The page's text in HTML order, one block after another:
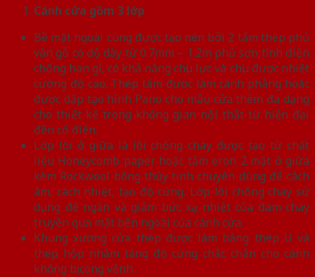
Cánh cửa gồm 3 lớp
Bề mặt ngoài cùng được tạo nên bởi 2 tấm thép phủ
vân gỗ có độ dày từ 0.7mm – 1.2m phủ sơn tĩnh điện
chống han gỉ, có khả năng chịu lực và chịu được nhiệt
cường độ cao. Thép tấm được làm cánh phẳng hoặc
được dập tạo hình Pano cho mẫu cửa thêm đa dạng
cho thiết kế trong không gian nội thất từ hiện đại
đến cổ điển.
Lớp lõi ở giữa là lõi chống cháy được tạo từ chất
liệu Honeycomb paper hoặc tấm eron 2 mặt ở giữa
kèm Rockwool bông thủy tinh chuyên dùng để cách
âm, cách nhiệt, tạo độ cứng. Lớp lõi chống cháy sử
dụng để ngăn và giảm bức xạ nhiệt của đám cháy
truyền qua mặt bên ngoài của cánh cửa.
Khung xương cửa thép được làm bằng thép U và
thép hộp nhằm tăng độ cứng chắc chắn cho cánh
không bị cong vênh.